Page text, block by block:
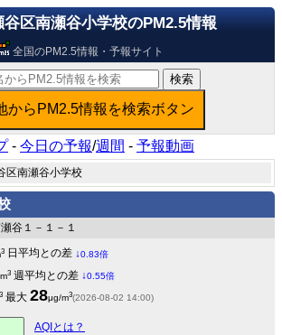
区南瀬谷小学校のPM2.5情報
全国のPM2.5情報・予報サイト
- 今日の予報/週間 - 予報動画
区南瀬谷小学校
谷１－１－１
3 日平均との差 ↓0.83倍
3 週平均との差 ↓0.55倍
3 最大 28μg/m3(2026-08-02 14:00)
AQIとは？